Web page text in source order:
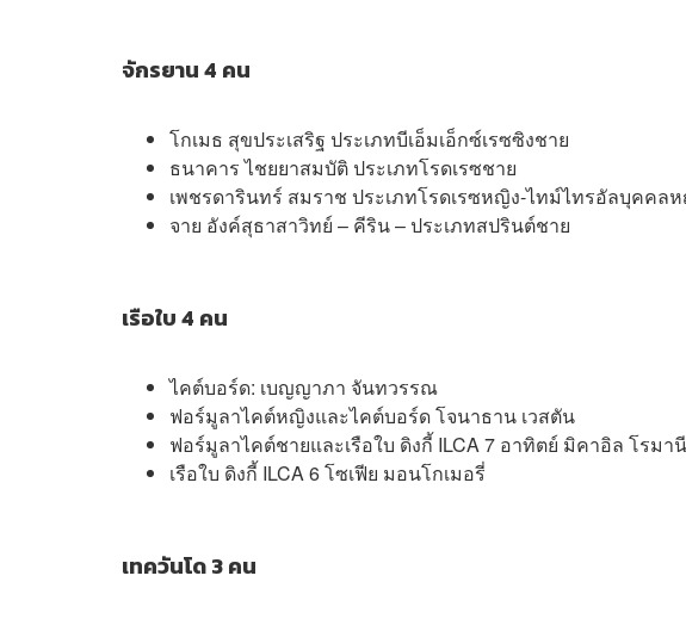
จักรยาน 4 คน
โกเมธ สุขประเสริฐ ประเภทบีเอ็มเอ็กซ์เรซซิงชาย
ธนาคาร ไชยยาสมบัติ ประเภทโรดเรซชาย
เพชรดารินทร์ สมราช ประเภทโรดเรซหญิง-ไทม์ไทรอัลบุคคล
จาย อังค์สุธาสาวิทย์ – คีริน – ประเภทสปรินต์ชาย
เรือใบ 4 คน
ไคต์บอร์ด: เบญญาภา จันทวรรณ
ฟอร์มูลาไคต์หญิงและไคต์บอร์ด โจนาธาน เวสตัน
ฟอร์มูลาไคต์ชายและเรือใบ ดิงกี้ ILCA 7 อาทิตย์ มิคาอิล โรมา
เรือใบ ดิงกี้ ILCA 6 โซเฟีย มอนโกเมอรี่
เทควันโด 3 คน